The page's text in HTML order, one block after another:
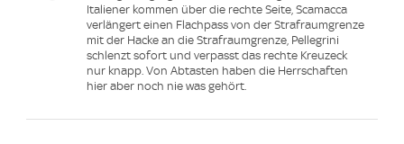
Italiener kommen über die rechte Seite, Scamacca
verlängert einen Flachpass von der Strafraumgrenze
mit der Hacke an die Strafraumgrenze, Pellegrini
schlenzt sofort und verpasst das rechte Kreuzeck
nur knapp. Von Abtasten haben die Herrschaften
hier aber noch nie was gehört.